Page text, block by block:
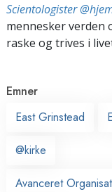
Scientologister
mennesker
raske og trives i
Emner
East Grinstead
@kirke
Avanceret